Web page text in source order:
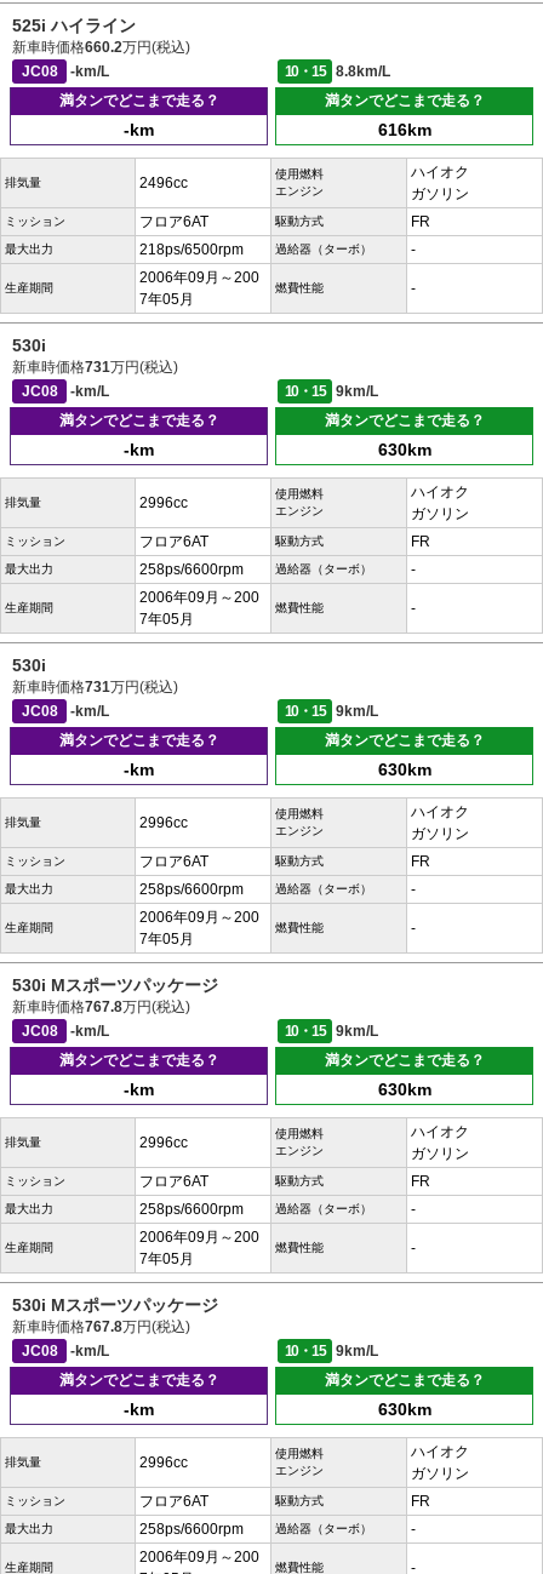
525i ハイライン
新車時価格660.2万円(税込)
JC08
-km/L 10・15
8.8km/L
満タンでどこまで走る？
-km
満タンでどこまで走る？
616km
排気量 2496cc
使用燃料
エンジン
ハイオク
ガソリン
ミッション フロア6AT 駆動方式 FR
最大出力 218ps/6500rpm 過給器（ターボ） -
生産期間
2006年09月～200
7年05月
燃費性能 -
530i
新車時価格731万円(税込)
JC08
-km/L 10・15
9km/L
満タンでどこまで走る？
-km
満タンでどこまで走る？
630km
排気量 2996cc
使用燃料
エンジン
ハイオク
ガソリン
ミッション フロア6AT 駆動方式 FR
最大出力 258ps/6600rpm 過給器（ターボ） -
生産期間
2006年09月～200
7年05月
燃費性能 -
530i
新車時価格731万円(税込)
JC08
-km/L 10・15
9km/L
満タンでどこまで走る？
-km
満タンでどこまで走る？
630km
排気量 2996cc
使用燃料
エンジン
ハイオク
ガソリン
ミッション フロア6AT 駆動方式 FR
最大出力 258ps/6600rpm 過給器（ターボ） -
生産期間
2006年09月～200
7年05月
燃費性能 -
530i Mスポーツパッケージ
新車時価格767.8万円(税込)
JC08
-km/L 10・15
9km/L
満タンでどこまで走る？
-km
満タンでどこまで走る？
630km
排気量 2996cc
使用燃料
エンジン
ハイオク
ガソリン
ミッション フロア6AT 駆動方式 FR
最大出力 258ps/6600rpm 過給器（ターボ） -
生産期間
2006年09月～200
7年05月
燃費性能 -
530i Mスポーツパッケージ
新車時価格767.8万円(税込)
JC08
-km/L 10・15
9km/L
満タンでどこまで走る？
-km
満タンでどこまで走る？
630km
排気量 2996cc
使用燃料
エンジン
ハイオク
ガソリン
ミッション フロア6AT 駆動方式 FR
最大出力 258ps/6600rpm 過給器（ターボ） -
生産期間
2006年09月～200
燃費性能 -